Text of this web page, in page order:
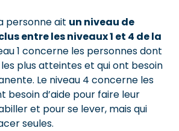
personne ait un niveau de
entre les niveaux 1 et 4 de la
1 concerne les personnes dont
plus atteintes et qui ont besoin
Le niveau 4 concerne les
besoin d’aide pour faire leur
et pour se lever, mais qui
seules.